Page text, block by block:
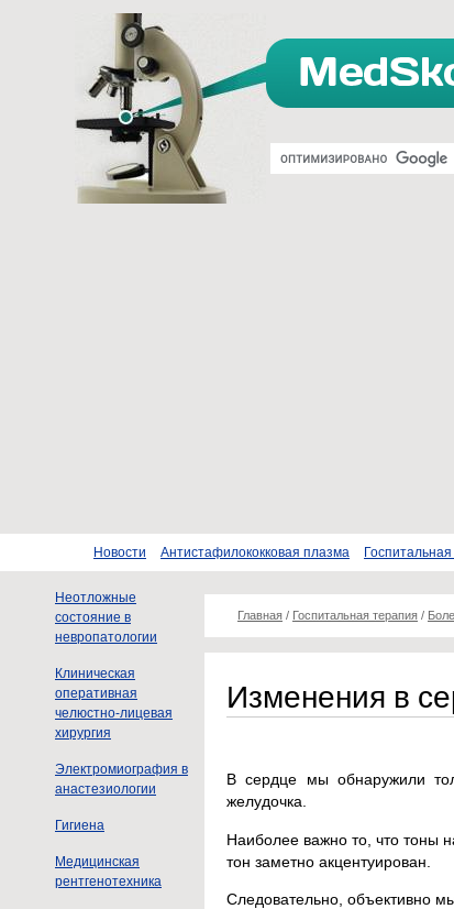
Новости Антистафилококковая плазма
Неотложные
состояние в
невропатологии
Клиническая
оперативная
челюстно-лицевая
хирургия
Электромиография в
анастезиологии
Гигиена
Медицинская
рентгенотехника
Главная / Госпитальная терапия /
Изменения в
В сердце мы обнаружили
желудочка.
Наиболее важно то, что тоны
тон заметно акцентуирован.
Следовательно, объективно